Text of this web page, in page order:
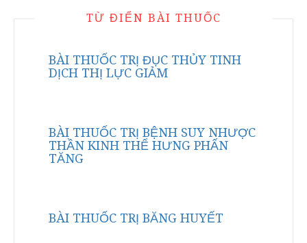
TỪ ĐIỂN BÀI THUỐC
BÀI THUỐC TRỊ ĐỤC THỦY TINH
DỊCH THỊ LỰC GIẢM
BÀI THUỐC TRỊ BỆNH SUY NHƯỢC
THẦN KINH THỂ HƯNG PHẤN
TĂNG
BÀI THUỐC TRỊ BĂNG HUYẾT